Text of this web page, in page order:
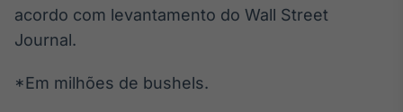
Plataforma para
conteúdos
Soluções de Dados
e Conteúdos
acordo com levantamento do Wall Street
Journal.
*Em milhões de bushels.